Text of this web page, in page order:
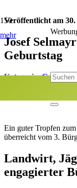
mehr
Veröffentlicht am
Josef
Geburtstag
Kategorie:
Ein guter Tropfen
überreicht vom 3.
Landwirt,
engagierter